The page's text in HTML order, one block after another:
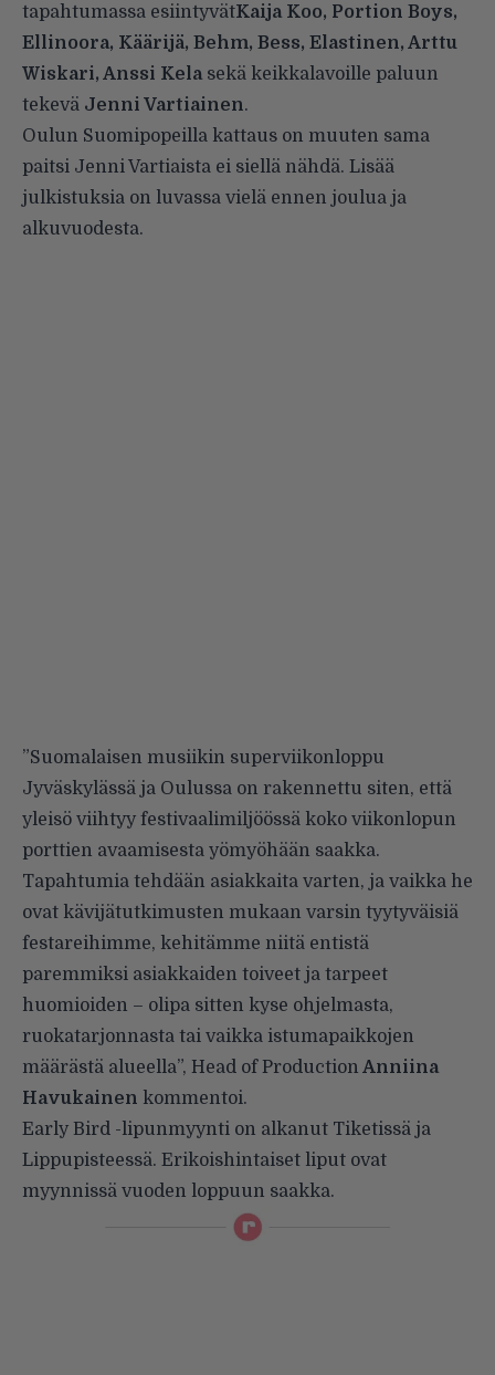
tapahtumassa esiintyvätKaija Koo, Portion Boys,
Ellinoora, Käärijä, Behm, Bess, Elastinen, Arttu
Wiskari, Anssi Kela sekä keikkalavoille paluun
tekevä Jenni Vartiainen.
Oulun Suomipopeilla kattaus on muuten sama
paitsi Jenni Vartiaista ei siellä nähdä. Lisää
julkistuksia on luvassa vielä ennen joulua ja
alkuvuodesta.
”Suomalaisen musiikin superviikonloppu
Jyväskylässä ja Oulussa on rakennettu siten, että
yleisö viihtyy festivaalimiljöössä koko viikonlopun
porttien avaamisesta yömyöhään saakka.
Tapahtumia tehdään asiakkaita varten, ja vaikka he
ovat kävijätutkimusten mukaan varsin tyytyväisiä
festareihimme, kehitämme niitä entistä
paremmiksi asiakkaiden toiveet ja tarpeet
huomioiden – olipa sitten kyse ohjelmasta,
ruokatarjonnasta tai vaikka istumapaikkojen
määrästä alueella”, Head of Production Anniina
Havukainen kommentoi.
Early Bird -lipunmyynti on alkanut Tiketissä ja
Lippupisteessä. Erikoishintaiset liput ovat
myynnissä vuoden loppuun saakka.